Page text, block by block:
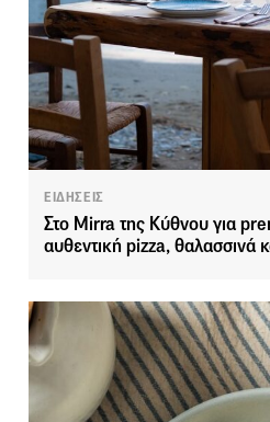
ΕΙΔΗΣΕΙΣ
Στο Mirra της Κύθνου για
αυθεντική pizza,